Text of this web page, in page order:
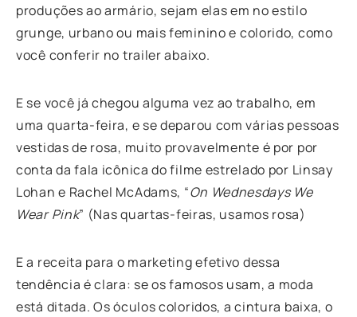
produções ao armário, sejam elas em no estilo
grunge, urbano ou mais feminino e colorido, como
você conferir no trailer abaixo.
E se você já chegou alguma vez ao trabalho, em
uma quarta-feira, e se deparou com várias pessoas
vestidas de rosa, muito provavelmente é por por
conta da fala icônica do filme estrelado por Linsay
Lohan e Rachel McAdams, “On Wednesdays We
Wear Pink” (Nas quartas-feiras, usamos rosa)
E a receita para o marketing efetivo dessa
tendência é clara: se os famosos usam, a moda
está ditada. Os óculos coloridos, a cintura baixa, o